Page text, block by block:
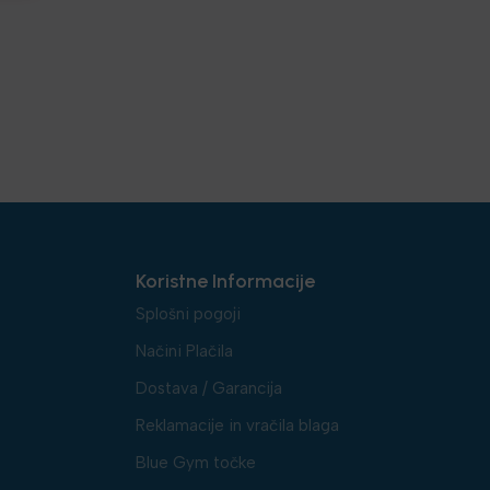
Koristne Informacije
Splošni pogoji
Načini Plačila
Dostava / Garancija
Reklamacije in vračila blaga
Blue Gym točke